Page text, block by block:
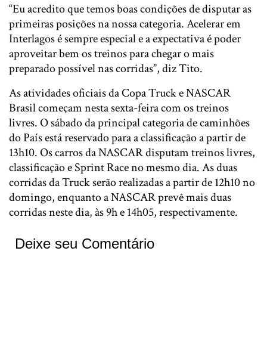
“Eu acredito que temos boas condições de disputar as
primeiras posições na nossa categoria. Acelerar em
Interlagos é sempre especial e a expectativa é poder
aproveitar bem os treinos para chegar o mais
preparado possível nas corridas”, diz Tito.
As atividades oficiais da Copa Truck e NASCAR
Brasil começam nesta sexta-feira com os treinos
livres. O sábado da principal categoria de caminhões
do País está reservado para a classificação a partir de
13h10. Os carros da NASCAR disputam treinos livres,
classificação e Sprint Race no mesmo dia. As duas
corridas da Truck serão realizadas a partir de 12h10 no
domingo, enquanto a NASCAR prevê mais duas
corridas neste dia, às 9h e 14h05, respectivamente.
Deixe seu Comentário